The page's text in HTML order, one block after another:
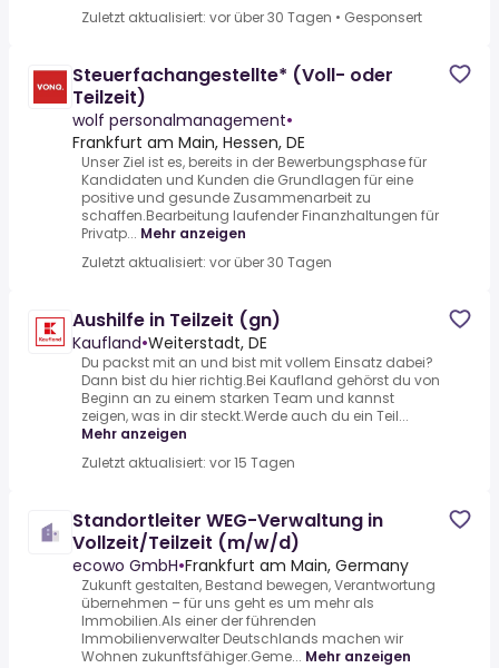
Zuletzt aktualisiert: vor über 30 Tagen • Gesponsert
Steuerfachangestellte* (Voll- oder
Teilzeit)
wolf personalmanagement•
Frankfurt am Main, Hessen, DE
Unser Ziel ist es, bereits in der Bewerbungsphase für
Kandidaten und Kunden die Grundlagen für eine
positive und gesunde Zusammenarbeit zu
schaffen.Bearbeitung laufender Finanzhaltungen für
Privatp... Mehr anzeigen
Zuletzt aktualisiert: vor über 30 Tagen
Aushilfe in Teilzeit (gn)
Kaufland•Weiterstadt, DE
Du packst mit an und bist mit vollem Einsatz dabei?
Dann bist du hier richtig.Bei Kaufland gehörst du von
Beginn an zu einem starken Team und kannst
zeigen, was in dir steckt.Werde auch du ein Teil...
Mehr anzeigen
Zuletzt aktualisiert: vor 15 Tagen
Standortleiter WEG-Verwaltung in
Vollzeit/Teilzeit (m/w/d)
ecowo GmbH•Frankfurt am Main, Germany
Zukunft gestalten, Bestand bewegen, Verantwortung
übernehmen – für uns geht es um mehr als
Immobilien.Als einer der führenden
Immobilienverwalter Deutschlands machen wir
Wohnen zukunftsfähiger.Geme... Mehr anzeigen